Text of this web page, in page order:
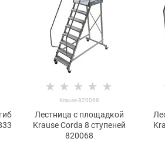
Krause 820068
Лестница с площадкой
Krause Corda 8 ступеней
820068